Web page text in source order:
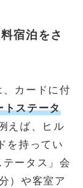
宿泊をさ
カードに付
トステータ
えば、ヒル
を持ってい
ータス」会
）や客室ア